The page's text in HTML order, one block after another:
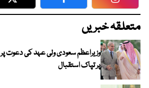
Twitter Facebook
متعلقہ خبریں
وزیراعظم سعودی ولی عہد کی دعوت
پر تپاک استقبال